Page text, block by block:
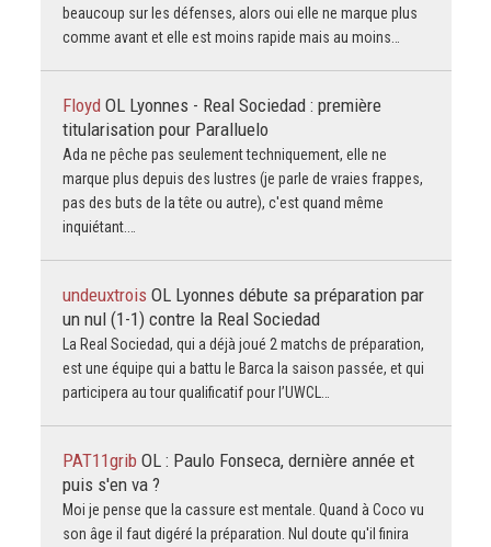
beaucoup sur les défenses, alors oui elle ne marque plus
comme avant et elle est moins rapide mais au moins…
Floyd OL Lyonnes - Real Sociedad : première
titularisation pour Paralluelo
Ada ne pêche pas seulement techniquement, elle ne
marque plus depuis des lustres (je parle de vraies frappes,
pas des buts de la tête ou autre), c'est quand même
inquiétant.…
undeuxtrois OL Lyonnes débute sa préparation par
un nul (1-1) contre la Real Sociedad
La Real Sociedad, qui a déjà joué 2 matchs de préparation,
est une équipe qui a battu le Barca la saison passée, et qui
participera au tour qualificatif pour l’UWCL…
PAT11grib OL : Paulo Fonseca, dernière année et
puis s'en va ?
Moi je pense que la cassure est mentale. Quand à Coco vu
son âge il faut digéré la préparation. Nul doute qu'il finira